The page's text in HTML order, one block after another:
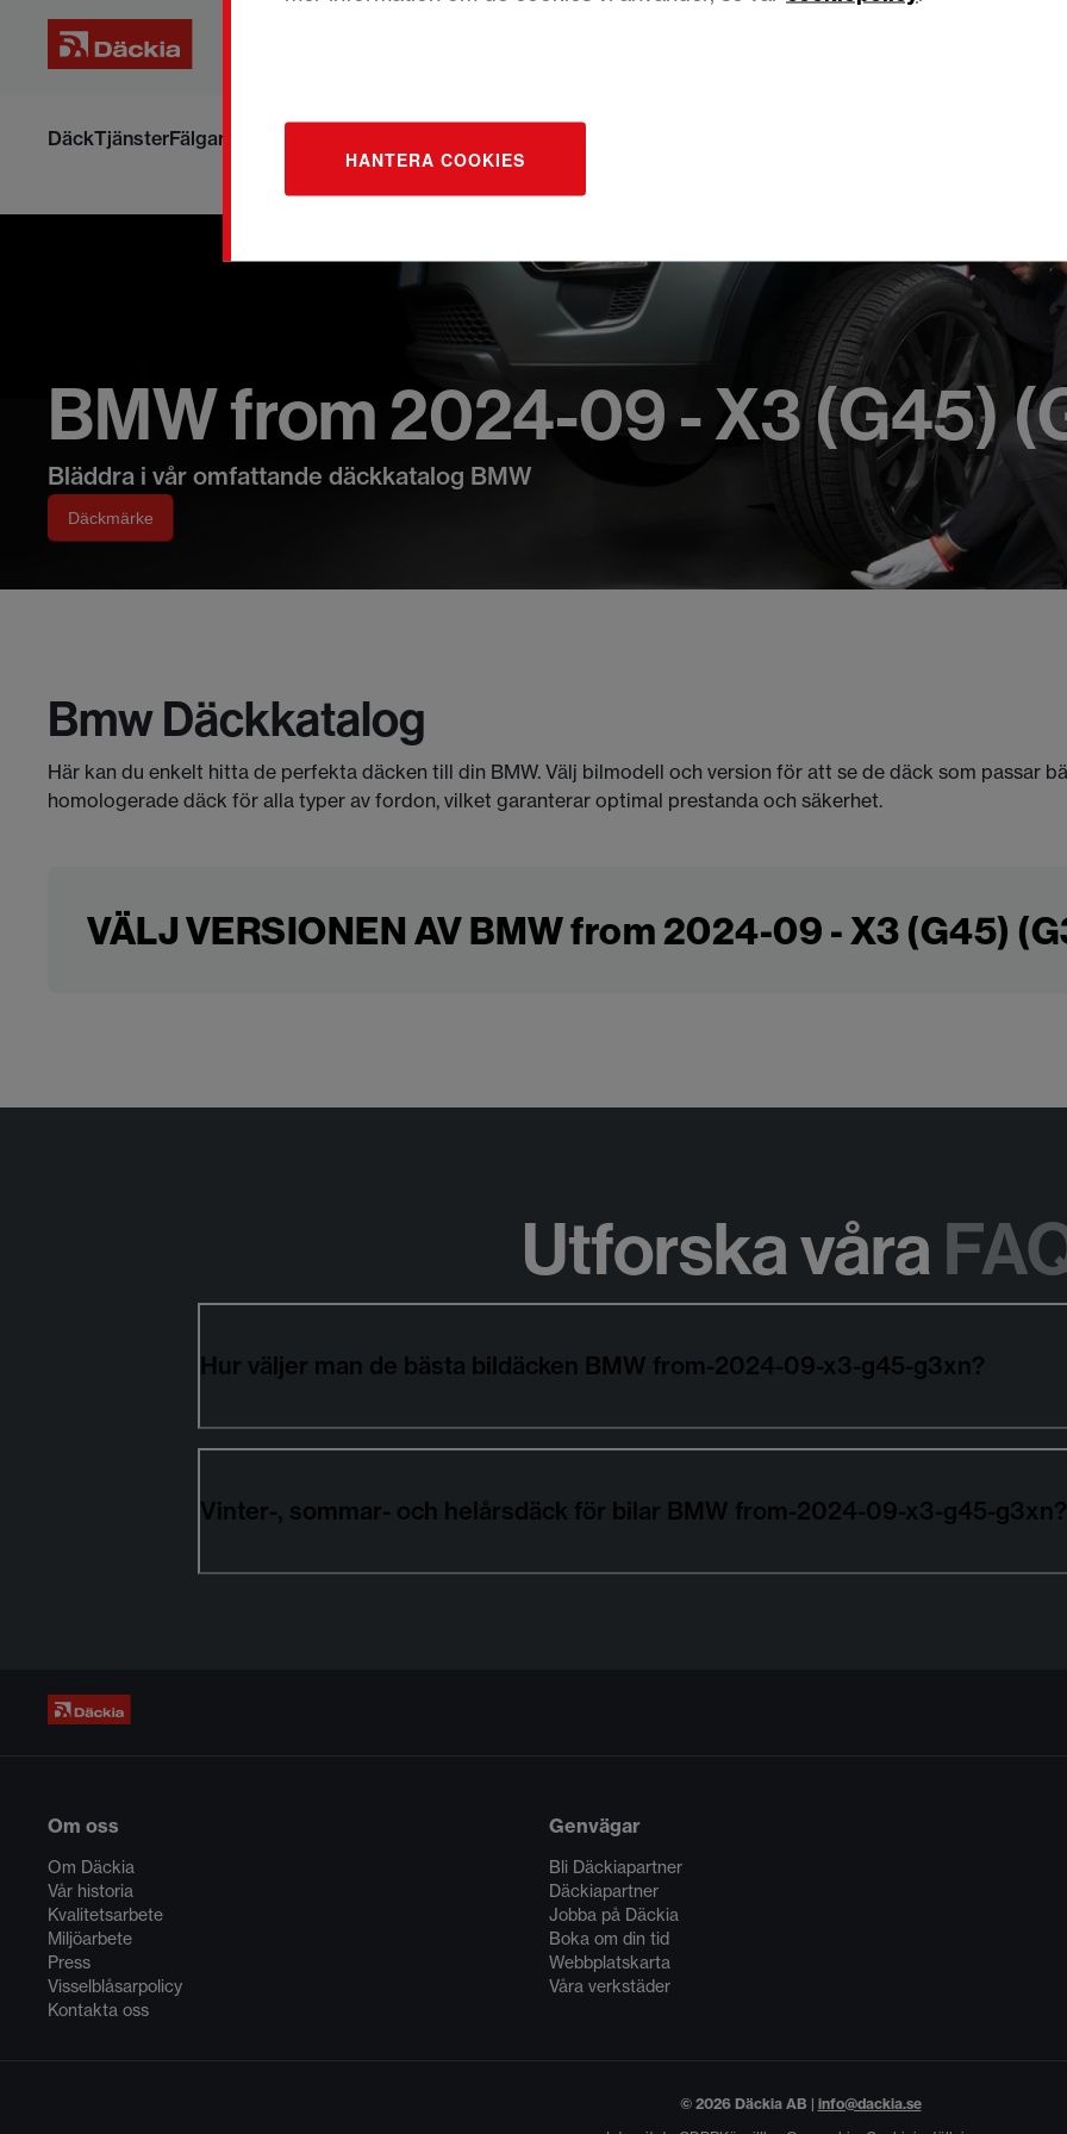
HANTERA COOKIES
DäckTjänsterFälgar
BMW from 2024-09 - X3 (G45)
Bläddra i vår omfattande däckkatalog BMW
Däckmärke
Bmw Däckkatalog
Här kan du enkelt hitta de perfekta däcken till din BMW. Välj bilmodell och version för att se de däck som passar
homologerade däck för alla typer av fordon, vilket garanterar optimal prestanda och säkerhet.
VÄLJ VERSIONEN AV BMW from 2024-09 - X3 (G45)
Utforska våra
Hur väljer man de bästa bildäcken BMW from-2024-09-x3-g45-g3xn?
Vinter-, sommar- och helårsdäck för bilar BMW from-2024-09-x3-g45-
Om oss
Om Däckia
Vår historia
Kvalitetsarbete
Miljöarbete
Press
Visselblåsarpolicy
Kontakta oss
Genvägar
Bli Däckiapartner
Däckiapartner
Jobba på Däckia
Boka om din tid
Webbplatskarta
Våra verkstäder
© 2026 Däckia AB | info@dackia.se